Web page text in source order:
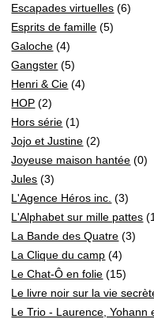
Escapades virtuelles (6)
Esprits de famille (5)
Galoche (4)
Gangster (5)
Henri & Cie (4)
HOP (2)
Hors série (1)
Jojo et Justine (2)
Joyeuse maison hantée (0)
Jules (3)
L'Agence Héros inc. (3)
L'Alphabet sur mille pattes
La Bande des Quatre (3)
La Clique du camp (4)
Le Chat-Ô en folie (15)
Le livre noir sur la vie
Le Trio - Laurence, Yohann